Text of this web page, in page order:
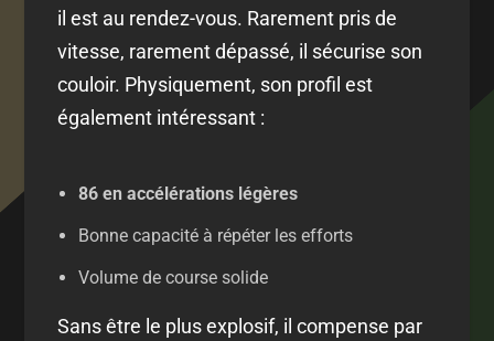
il est au rendez-vous. Rarement pris de
vitesse, rarement dépassé, il sécurise son
couloir. Physiquement, son profil est
également intéressant :
86 en accélérations légères
Bonne capacité à répéter les efforts
Volume de course solide
Sans être le plus explosif, il compense par